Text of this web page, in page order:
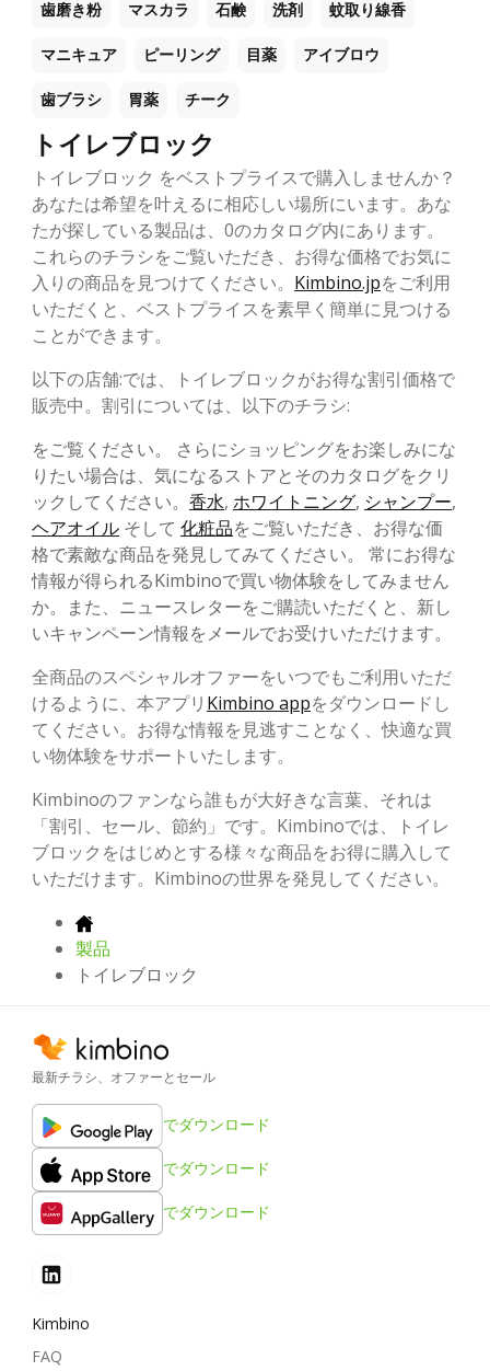
歯磨き粉 マスカラ 石鹸 洗剤 蚊取り線香
マニキュア ピーリング 目薬 アイブロウ
歯ブラシ 胃薬 チーク
トイレブロック
トイレブロック をベストプライスで購入しませんか？
あなたは希望を叶えるに相応しい場所にいます。あな
たが探している製品は、0のカタログ内にあります。
これらのチラシをご覧いただき、お得な価格でお気に
入りの商品を見つけてください。 Kimbino.jpをご利用
いただくと、ベストプライスを素早く簡単に見つける
ことができます。
以下の店舗:では、トイレブロックがお得な割引価格で
販売中。割引については、以下のチラシ:
をご覧ください。 さらにショッピングをお楽しみにな
りたい場合は、気になるストアとそのカタログをクリ
ックしてください。 香水, ホワイトニング, シャンプー,
ヘアオイル そして 化粧品をご覧いただき、お得な価
格で素敵な商品を発見してみてください。 常にお得な
情報が得られるKimbinoで買い物体験をしてみません
か。また、ニュースレターをご購読いただくと、新し
いキャンペーン情報をメールでお受けいただけます。
全商品のスペシャルオファーをいつでもご利用いただ
けるように、本アプリ Kimbino appをダウンロードし
てください。お得な情報を見逃すことなく、快適な買
い物体験をサポートいたします。
Kimbinoのファンなら誰もが大好きな言葉、それは
「割引、セール、節約」です。Kimbinoでは、トイレ
ブロックをはじめとする様々な商品をお得に購入して
いただけます。Kimbinoの世界を発見してください。
製品
トイレブロック
最新チラシ、オファーとセール
でダウンロード
でダウンロード
でダウンロード
Kimbino
FAQ